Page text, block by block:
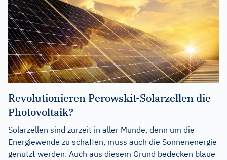
Revolutionieren Perowskit-Solarzellen die
Photovoltaik?
Solarzellen sind zurzeit in aller Munde, denn um die
Energiewende zu schaffen, muss auch die Sonnenenergie
genutzt werden. Auch aus diesem Grund bedecken blaue